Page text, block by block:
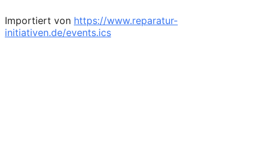
Importiert von https://www.reparatur-
initiativen.de/events.ics